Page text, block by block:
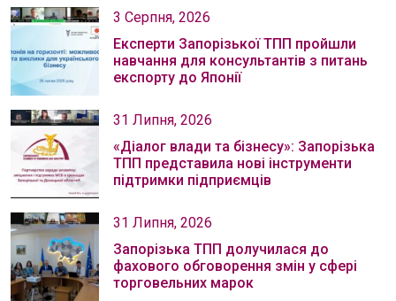
3 Серпня, 2026
Експерти Запорізької ТПП пройшли
навчання для консультантів з питань
експорту до Японії
31 Липня, 2026
«Діалог влади та бізнесу»: Запорізька
ТПП представила нові інструменти
підтримки підприємців
31 Липня, 2026
Запорізька ТПП долучилася до
фахового обговорення змін у сфері
торговельних марок